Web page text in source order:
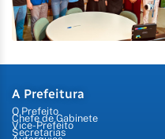
A Prefeitura
O Prefeito
Chefe de Gabinete
Vice-Prefeito
Secretarias